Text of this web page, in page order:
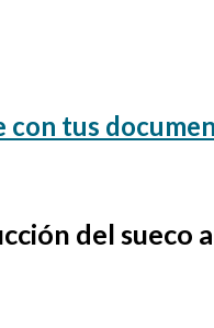
con tus
del sueco